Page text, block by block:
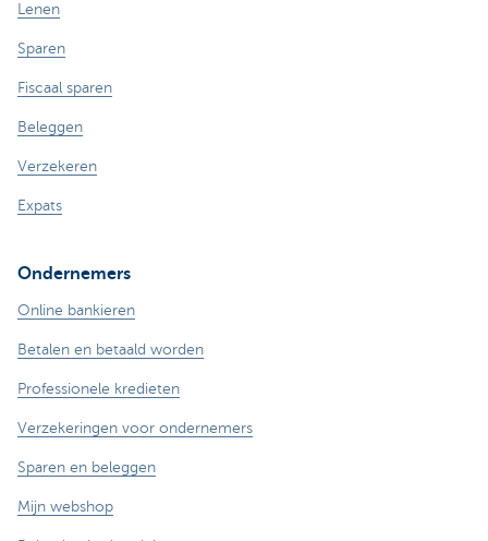
Lenen
Sparen
Fiscaal sparen
Beleggen
Verzekeren
Expats
Ondernemers
Online bankieren
Betalen en betaald worden
Professionele kredieten
Verzekeringen voor ondernemers
Sparen en beleggen
Mijn webshop